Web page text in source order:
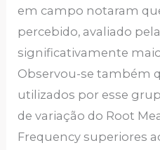
em campo notaram
percebido, avaliado
significativamente
Observou-se também
utilizados por esse
de variação do Root
Frequency superiores